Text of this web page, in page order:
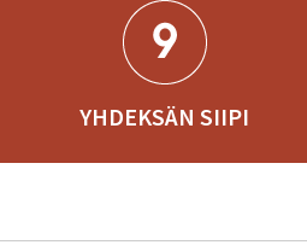
YHDEKSÄN SIIPI